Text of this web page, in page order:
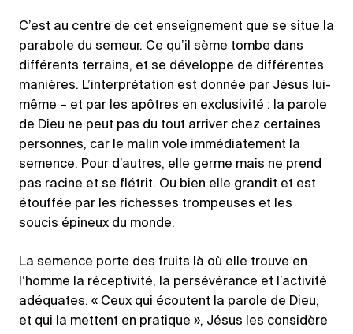
C’est au centre de cet enseignement que se situe la
parabole du semeur. Ce qu’il sème tombe dans
différents terrains, et se développe de différentes
manières. L’interprétation est donnée par Jésus lui-
même – et par les apôtres en exclusivité : la parole
de Dieu ne peut pas du tout arriver chez certaines
personnes, car le malin vole immédiatement la
semence. Pour d’autres, elle germe mais ne prend
pas racine et se flétrit. Ou bien elle grandit et est
étouffée par les richesses trompeuses et les
soucis épineux du monde.
La semence porte des fruits là où elle trouve en
l’homme la réceptivité, la persévérance et l’activité
adéquates. « Ceux qui écoutent la parole de Dieu,
et qui la mettent en pratique », Jésus les considère